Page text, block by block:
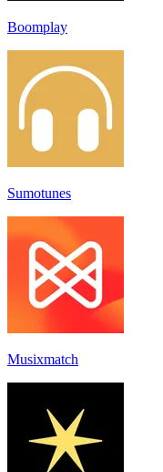
Boomplay
Sumotunes
Musixmatch